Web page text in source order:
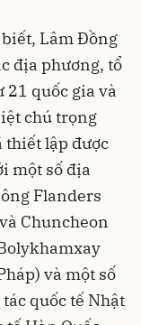
Lâm Đồng
địa phương, tổ
21 quốc gia và
chú trọng
thiết lập được
một số địa
Flanders
Chuncheon
và một số
quốc tế Nhật